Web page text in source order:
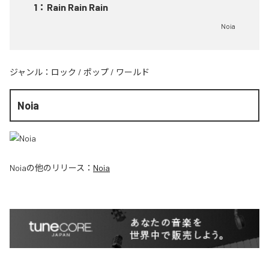
1 ： Rain Rain Rain
Noia
ジャンル： ロック / ポップ / ワールド
Noia
Noiaの他のリリース： Noia